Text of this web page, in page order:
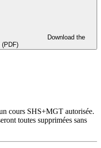
(PDF)
cours SHS+MGT autorisée.
toutes supprimées sans